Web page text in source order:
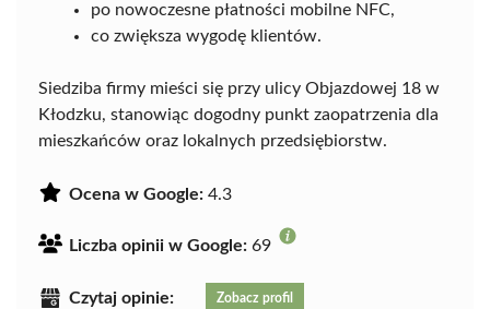
po nowoczesne płatności mobilne NFC,
co zwiększa wygodę klientów.
Siedziba firmy mieści się przy ulicy Objazdowej 18 w
Kłodzku, stanowiąc dogodny punkt zaopatrzenia dla
mieszkańców oraz lokalnych przedsiębiorstw.
Ocena w Google: 4.3
Liczba opinii w Google: 69
Czytaj opinie: Zobacz profil